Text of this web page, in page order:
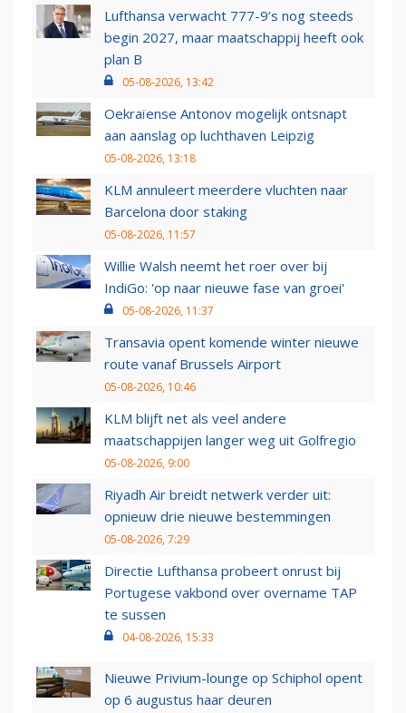
Lufthansa verwacht 777-9’s nog steeds
begin 2027, maar maatschappij heeft ook
plan B
05-08-2026, 13:42
Oekraïense Antonov mogelijk ontsnapt
aan aanslag op luchthaven Leipzig
05-08-2026, 13:18
KLM annuleert meerdere vluchten naar
Barcelona door staking
05-08-2026, 11:57
Willie Walsh neemt het roer over bij
IndiGo: 'op naar nieuwe fase van groei'
05-08-2026, 11:37
Transavia opent komende winter nieuwe
route vanaf Brussels Airport
05-08-2026, 10:46
KLM blijft net als veel andere
maatschappijen langer weg uit Golfregio
05-08-2026, 9:00
Riyadh Air breidt netwerk verder uit:
opnieuw drie nieuwe bestemmingen
05-08-2026, 7:29
Directie Lufthansa probeert onrust bij
Portugese vakbond over overname TAP
te sussen
04-08-2026, 15:33
Nieuwe Privium-lounge op Schiphol opent
op 6 augustus haar deuren